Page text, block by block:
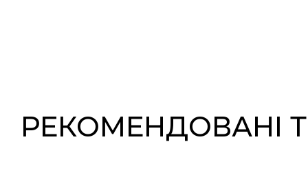
РЕКОМЕНДОВАНІ